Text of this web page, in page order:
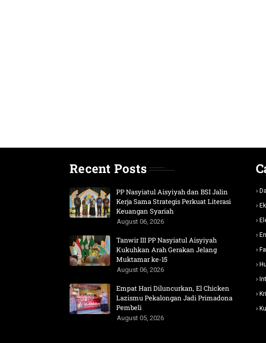
Recent Posts
PP Nasyiatul Aisyiyah dan BSI Jalin
Kerja Sama Strategis Perkuat Literasi
Keuangan Syariah
August 06, 2026
Tanwir III PP Nasyiatul Aisyiyah
Kukuhkan Arah Gerakan Jelang
Muktamar ke-15
August 06, 2026
Empat Hari Diluncurkan, El Chicken
Lazismu Pekalongan Jadi Primadona
Pembeli
August 05, 2026